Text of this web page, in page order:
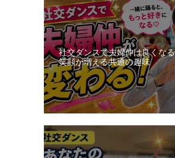
社交ダンスで夫婦仲は良くな
笑顔が増える共通の趣味